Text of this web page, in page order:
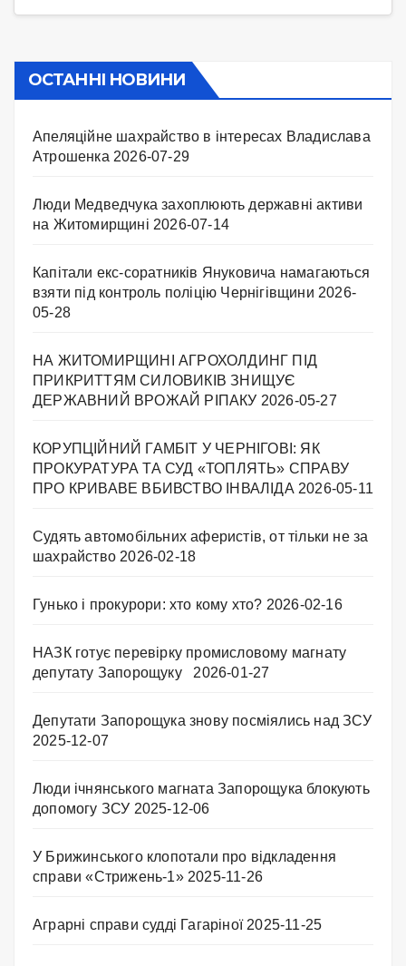
ОСТАННІ НОВИНИ
Апеляційне шахрайство в інтересах Владислава
Атрошенка 2026-07-29
Люди Медведчука захоплюють державні активи
на Житомирщині 2026-07-14
Капітали екс-соратників Януковича намагаються
взяти під контроль поліцію Чернігівщини 2026-
05-28
НА ЖИТОМИРЩИНІ АГРОХОЛДИНГ ПІД
ПРИКРИТТЯМ СИЛОВИКІВ ЗНИЩУЄ
ДЕРЖАВНИЙ ВРОЖАЙ РІПАКУ ​ 2026-05-27
КОРУПЦІЙНИЙ ГАМБІТ У ЧЕРНІГОВІ: ЯК
ПРОКУРАТУРА ТА СУД «ТОПЛЯТЬ» СПРАВУ
ПРО КРИВАВЕ ВБИВСТВО ІНВАЛІДА 2026-05-11
Судять автомобільних аферистів, от тільки не за
шахрайство 2026-02-18
Гунько і прокурори: хто кому хто? 2026-02-16
НАЗК готує перевірку промисловому магнату
депутату Запорощуку
2026-01-27
Депутати Запорощука знову посміялись над ЗСУ
2025-12-07
Люди ічнянського магната Запорощука блокують
допомогу ЗСУ 2025-12-06
У Брижинського клопотали про відкладення
справи «Стрижень-1» 2025-11-26
Аграрні справи судді Гагаріної 2025-11-25